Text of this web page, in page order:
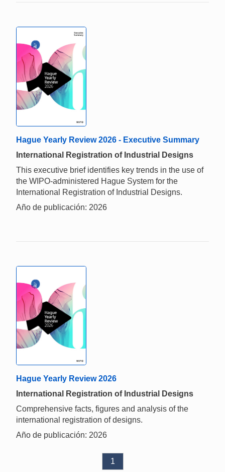
Hague Yearly Review 2026 - Executive Summary
International Registration of Industrial Designs
This executive brief identifies key trends in the use of
the WIPO-administered Hague System for the
International Registration of Industrial Designs.
Año de publicación: 2026
Hague Yearly Review 2026
International Registration of Industrial Designs
Comprehensive facts, figures and analysis of the
international registration of designs.
Año de publicación: 2026
1